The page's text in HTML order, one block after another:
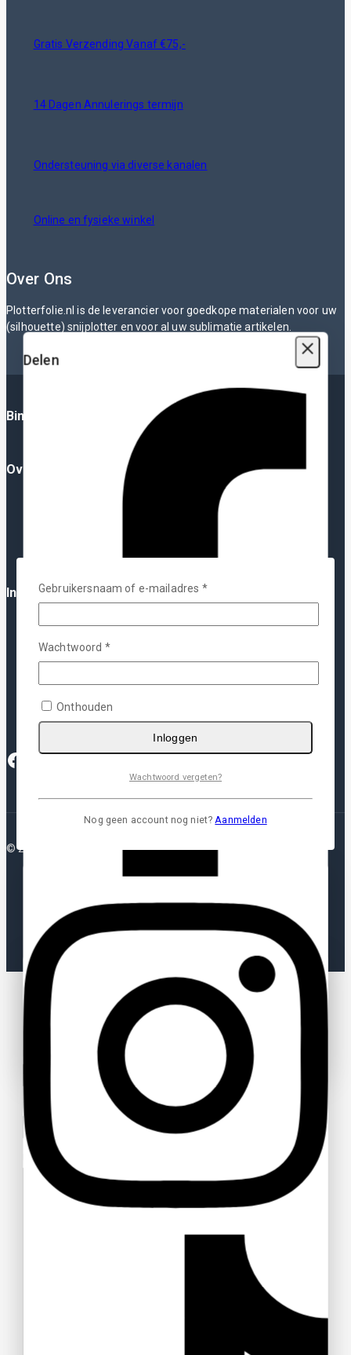
Gratis Verzending Vanaf €75,-
14 Dagen Annulerings termijn
Ondersteuning via diverse kanalen
Online en fysieke winkel
Over Ons
Plotterfolie.nl is de leverancier voor goedkope materialen voor uw
(silhouette) snijplotter en voor al uw sublimatie artikelen.
Binnenkort: Plotterfolie App
Over Ons
Informatie
Verzending
Garantie & Klachten
© 2026 Plotterfolie
Blijf op de hoogte van al het
nieuws!
Abonneer u op onze nieuwsbrief en ontvang updates over
de nieuwste producten, acties en aanbiedingen.
Blijf op de hoogte via onze nieuwsbrief
Toon deze popup niet meer
Stel een vraag
Uw email adres
Uw bericht
Delen
Gebruikersnaam of e-mailadres *
Wachtwoord *
Onthouden
Inloggen
Wachtwoord vergeten?
Nog geen account nog niet?Aanmelden